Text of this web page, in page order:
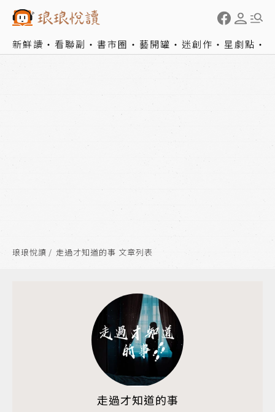
新鮮讀 看聯副 書市圈 藝開罐 迷創作 星劇點
琅琅悅讀 走過才知道的事 文章列表
走過才知道的事